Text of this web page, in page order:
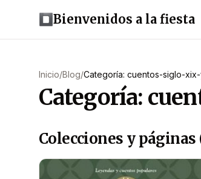
Bienvenidos a la fiesta
Inicio/Blog/Categoría: cuentos-siglo-
Categoría:
Colecciones y páginas